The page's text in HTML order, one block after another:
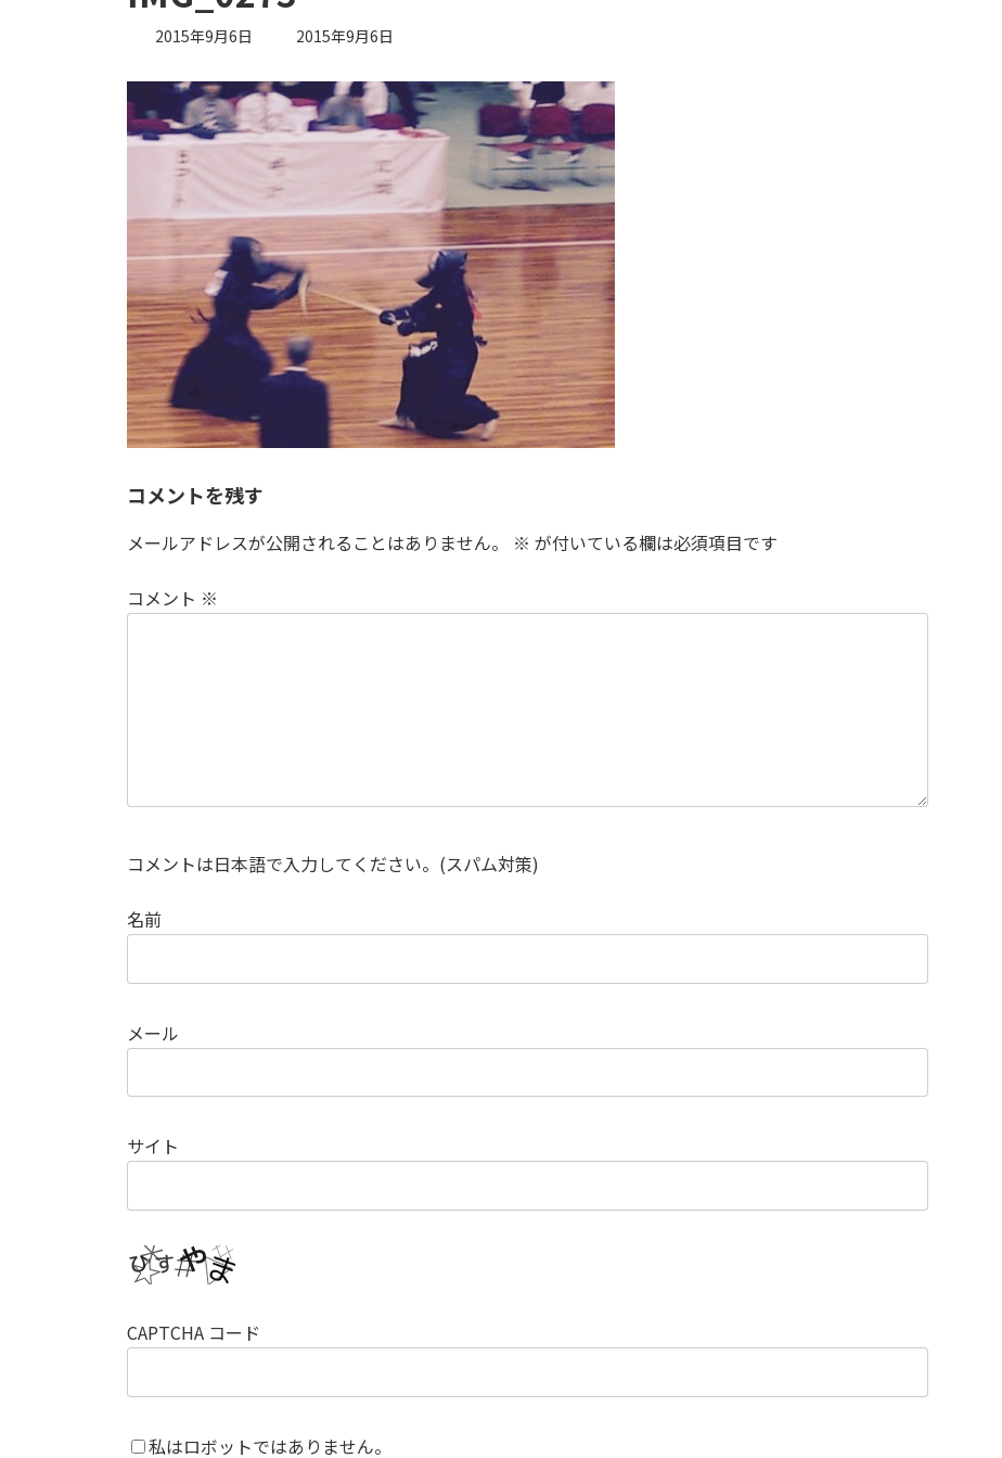
2015年9月6日
最
更
新
日
時
2015年9月6日
コメントを残す
メールアドレスが公開されることはありません。 ※ が付いている欄は必須項目です
コメント ※
コメントは日本語で入力してください。(スパム対策)
名前
メール
サイト
CAPTCHA コード
私はロボットではありません。